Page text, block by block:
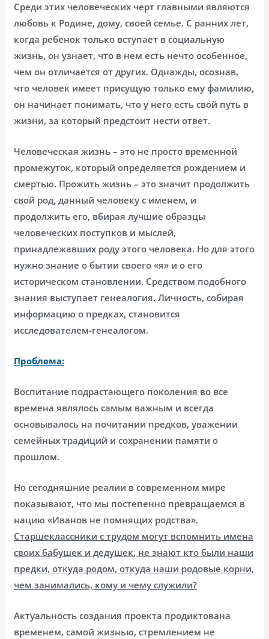
Среди этих человеческих черт главными являются
любовь к Родине, дому, своей семье. С ранних лет,
когда ребенок только вступает в социальную
жизнь, он узнает, что в нем есть нечто особенное,
чем он отличается от других. Однажды, осознав,
что человек имеет присущую только ему фамилию,
он начинает понимать, что у него есть свой путь в
жизни, за который предстоит нести ответ.
Человеческая жизнь – это не просто временной
промежуток, который определяется рождением и
смертью. Прожить жизнь – это значит продолжить
свой род, данный человеку с именем, и
продолжить его, вбирая лучшие образцы
человеческих поступков и мыслей,
принадлежавших роду этого человека. Но для этого
нужно знание о бытии своего «я» и о его
историческом становлении. Средством подобного
знания выступает генеалогия. Личность, собирая
информацию о предках, становится
исследователем-генеалогом.
Проблема:
Воспитание подрастающего поколения во все
времена являлось самым важным и всегда
основывалось на почитании предков, уважении
семейных традиций и сохранении памяти о
прошлом.
Но сегодняшние реалии в современном мире
показывают, что мы постепенно превращаемся в
нацию «Иванов не помнящих родства».
Старшеклассники с трудом могут вспомнить имена
своих бабушек и дедушек, не знают кто были наши
предки, откуда родом, откуда наши родовые корни,
чем занимались, кому и чему служили?
Актуальность создания проекта продиктована
временем, самой жизнью, стремлением не